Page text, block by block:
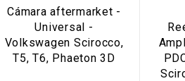
Cámara aftermarket -
Universal -
Volkswagen Scirocco,
T5, T6, Phaeton 3D